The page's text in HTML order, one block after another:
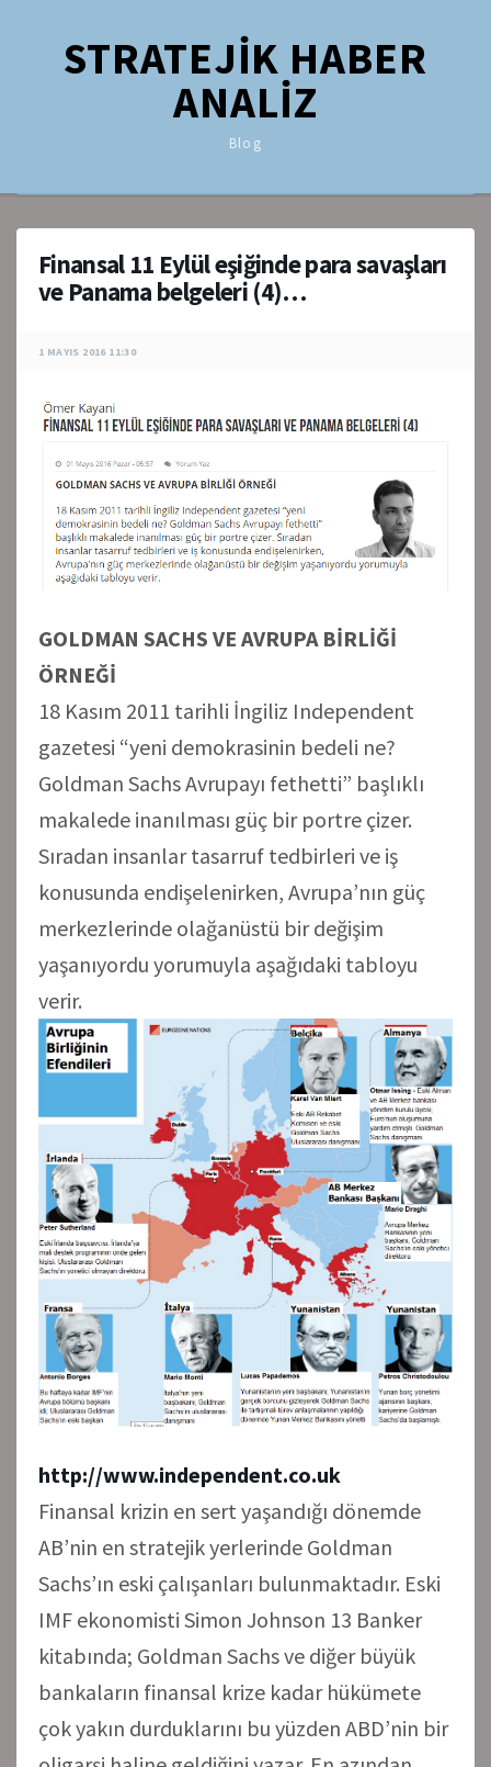
STRATEJİK HABER
ANALİZ
Blog
Finansal 11 Eylül eşiğinde para savaşları
ve Panama belgeleri (4)…
1 MAYIS 2016 11:30
GOLDMAN SACHS VE AVRUPA BİRLİĞİ
ÖRNEĞİ
18 Kasım 2011 tarihli İngiliz Independent
gazetesi “yeni demokrasinin bedeli ne?
Goldman Sachs Avrupayı fethetti” başlıklı
makalede inanılması güç bir portre çizer.
Sıradan insanlar tasarruf tedbirleri ve iş
konusunda endişelenirken, Avrupa’nın güç
merkezlerinde olağanüstü bir değişim
yaşanıyordu yorumuyla aşağıdaki tabloyu
verir.
http://www.independent.co.uk
Finansal krizin en sert yaşandığı dönemde
AB’nin en stratejik yerlerinde Goldman
Sachs’ın eski çalışanları bulunmaktadır. Eski
IMF ekonomisti Simon Johnson 13 Banker
kitabında; Goldman Sachs ve diğer büyük
bankaların finansal krize kadar hükümete
çok yakın durduklarını bu yüzden ABD’nin bir